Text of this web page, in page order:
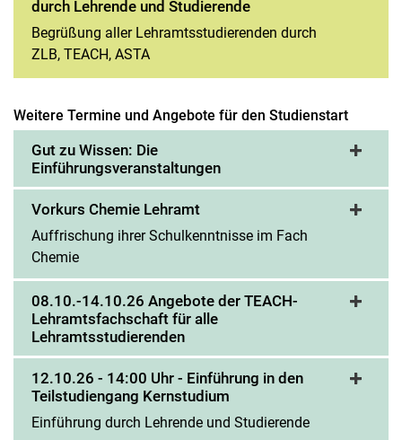
durch Lehrende und Studierende
Begrüßung aller Lehramtsstudierenden durch
ZLB, TEACH, ASTA
Weitere Termine und Angebote für den Studienstart
Gut zu Wissen: Die
Einführungsveranstaltungen
Vorkurs Chemie Lehramt
Auffrischung ihrer Schulkenntnisse im Fach
Chemie
08.10.-14.10.26 Angebote der TEACH-
Lehramtsfachschaft für alle
Lehramtsstudierenden
12.10.26 - 14:00 Uhr - Einführung in den
Teilstudiengang Kernstudium
Einführung durch Lehrende und Studierende